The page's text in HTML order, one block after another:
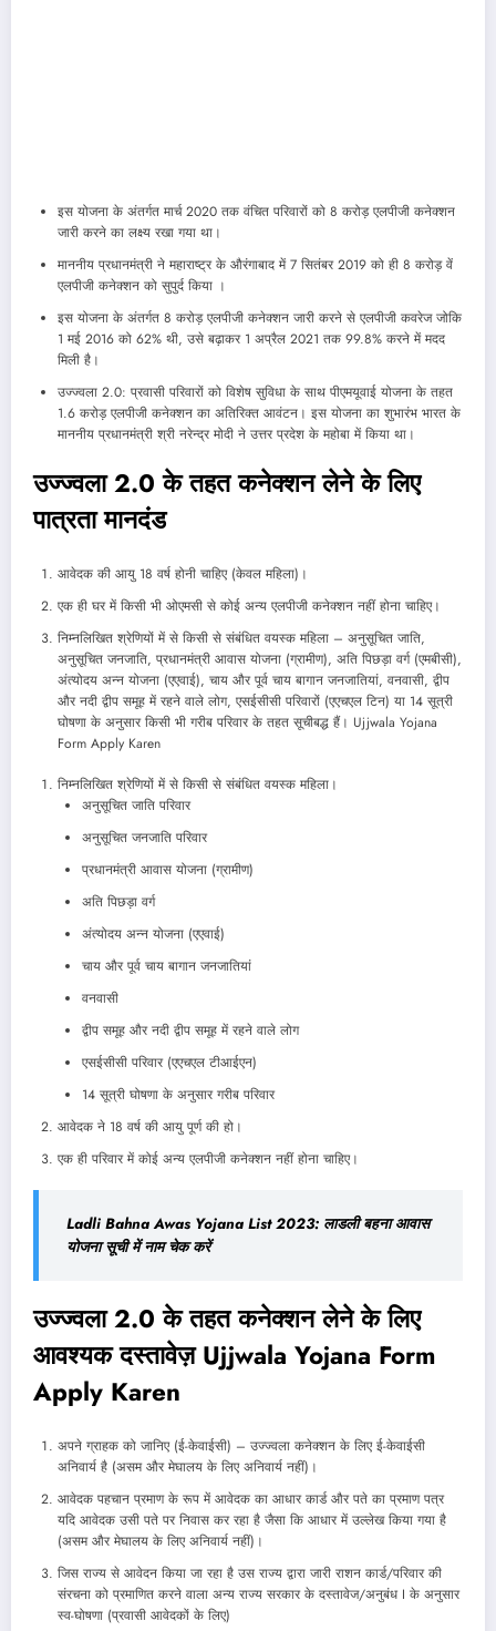
इस योजना के अंतर्गत मार्च 2020 तक वंचित परिवारों को 8 करोड़ एलपीजी कनेक्शन
जारी करने का लक्ष्य रखा गया था।
माननीय प्रधानमंत्री ने महाराष्ट्र के औरंगाबाद में 7 सितंबर 2019 को ही 8 करोड़ वें
एलपीजी कनेक्शन को सुपुर्द किया ।
इस योजना के अंतर्गत 8 करोड़ एलपीजी कनेक्शन जारी करने से एलपीजी कवरेज जोकि
1 मई 2016 को 62% थी, उसे बढ़ाकर 1 अप्रैल 2021 तक 99.8% करने में मदद
मिली है।
उज्ज्वला 2.0: प्रवासी परिवारों को विशेष सुविधा के साथ पीएमयूवाई योजना के तहत
1.6 करोड़ एलपीजी कनेक्शन का अतिरिक्त आवंटन। इस योजना का शुभारंभ भारत के
माननीय प्रधानमंत्री श्री नरेन्द्र मोदी ने उत्तर प्रदेश के महोबा में किया था।
उज्ज्वला 2.0 के तहत कनेक्शन लेने के लिए
पात्रता मानदंड
आवेदक की आयु 18 वर्ष होनी चाहिए (केवल महिला)।
एक ही घर में किसी भी ओएमसी से कोई अन्य एलपीजी कनेक्शन नहीं होना चाहिए।
निम्नलिखित श्रेणियों में से किसी से संबंधित वयस्क महिला – अनुसूचित जाति,
अनुसूचित जनजाति, प्रधानमंत्री आवास योजना (ग्रामीण), अति पिछड़ा वर्ग (एमबीसी),
अंत्योदय अन्न योजना (एएवाई), चाय और पूर्व चाय बागान जनजातियां, वनवासी, द्वीप
और नदी द्वीप समूह में रहने वाले लोग, एसईसीसी परिवारों (एएचएल टिन) या 14 सूत्री
घोषणा के अनुसार किसी भी गरीब परिवार के तहत सूचीबद्ध हैं। Ujjwala Yojana
Form Apply Karen
निम्नलिखित श्रेणियों में से किसी से संबंधित वयस्क महिला।
अनुसूचित जाति परिवार
अनुसूचित जनजाति परिवार
प्रधानमंत्री आवास योजना (ग्रामीण)
अति पिछड़ा वर्ग
अंत्योदय अन्न योजना (एएवाई)
चाय और पूर्व चाय बागान जनजातियां
वनवासी
द्वीप समूह और नदी द्वीप समूह में रहने वाले लोग
एसईसीसी परिवार (एएचएल टीआईएन)
14 सूत्री घोषणा के अनुसार गरीब परिवार
आवेदक ने 18 वर्ष की आयु पूर्ण की हो।
एक ही परिवार में कोई अन्य एलपीजी कनेक्शन नहीं होना चाहिए।
Ladli Bahna Awas Yojana List 2023: लाडली बहना आवास
योजना सूची में नाम चेक करें
उज्ज्वला 2.0 के तहत कनेक्शन लेने के लिए
आवश्यक दस्तावेज़ Ujjwala Yojana Form
Apply Karen
अपने ग्राहक को जानिए (ई-केवाईसी) – उज्ज्वला कनेक्शन के लिए ई-केवाईसी
अनिवार्य है (असम और मेघालय के लिए अनिवार्य नहीं)।
आवेदक पहचान प्रमाण के रूप में आवेदक का आधार कार्ड और पते का प्रमाण पत्र
यदि आवेदक उसी पते पर निवास कर रहा है जैसा कि आधार में उल्लेख किया गया है
(असम और मेघालय के लिए अनिवार्य नहीं)।
जिस राज्य से आवेदन किया जा रहा है उस राज्य द्वारा जारी राशन कार्ड/परिवार की
संरचना को प्रमाणित करने वाला अन्य राज्य सरकार के दस्तावेज/अनुबंध I के अनुसार
स्व-घोषणा (प्रवासी आवेदकों के लिए)